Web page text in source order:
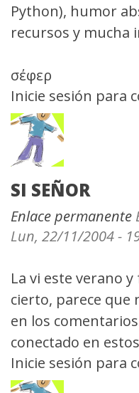
Python), humor
recursos y mucha
σέφερ
Inicie sesión para
SI SEÑOR
Enlace permanente
Lun, 22/11/2004 -
La vi este verano
cierto, parece que
en los
conectado en
Inicie sesión para